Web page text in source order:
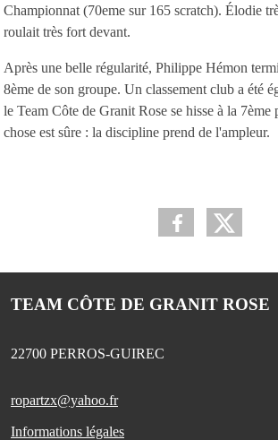
Championnat (70eme sur 165 scratch). Élodie
roulait très fort devant.
Après une belle régularité, Philippe Hémon
8ème de son groupe. Un classement club a été
le Team Côte de Granit Rose se hisse à la 7ème
chose est sûre : la discipline prend de l'ampleur.
TEAM CÔTE DE GRANIT ROSE
22700 PERROS-GUIREC
ropartzx@yahoo.fr
Informations légales